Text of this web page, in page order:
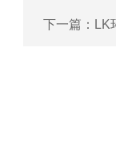
下一篇： LK